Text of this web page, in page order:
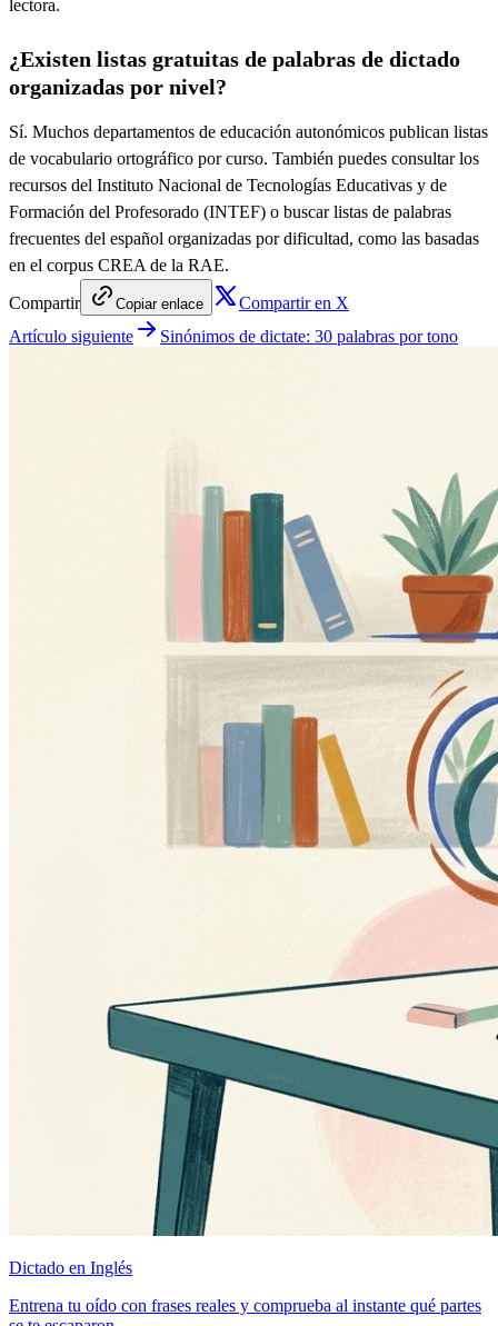
lectora.
¿Existen listas gratuitas de palabras de dictado
organizadas por nivel?
Sí. Muchos departamentos de educación autonómicos publican listas
de vocabulario ortográfico por curso. También puedes consultar los
recursos del Instituto Nacional de Tecnologías Educativas y de
Formación del Profesorado (INTEF) o buscar listas de palabras
frecuentes del español organizadas por dificultad, como las basadas
en el corpus CREA de la RAE.
Compartir
Copiar enlace
Compartir en X
Artículo siguiente
Sinónimos de dictate: 30 palabras por tono
Dictado en Inglés
Entrena tu oído con frases reales y comprueba al instante qué partes